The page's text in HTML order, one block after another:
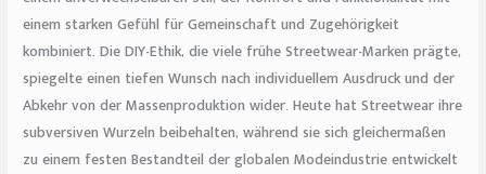
einem starken Gefühl für Gemeinschaft und Zugehörigkeit
kombiniert. Die DIY-Ethik, die viele frühe Streetwear-Marken prägte,
spiegelte einen tiefen Wunsch nach individuellem Ausdruck und der
Abkehr von der Massenproduktion wider. Heute hat Streetwear ihre
subversiven Wurzeln beibehalten, während sie sich gleichermaßen
zu einem festen Bestandteil der globalen Modeindustrie entwickelt